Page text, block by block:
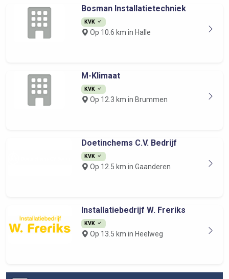
Bosman Installatietechniek
KVK
Op 10.6 km in Halle
M-Klimaat
KVK
Op 12.3 km in Brummen
Doetinchems C.V. Bedrijf
KVK
Op 12.5 km in Gaanderen
Installatiebedrijf W. Freriks
KVK
Op 13.5 km in Heelweg